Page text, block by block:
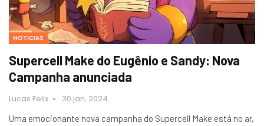
NOTICIAS
Supercell Make do Eugênio e Sandy: Nova
Campanha anunciada
Lucas Felix 30 jan, 2024
Uma emocionante nova campanha do Supercell Make está no ar,